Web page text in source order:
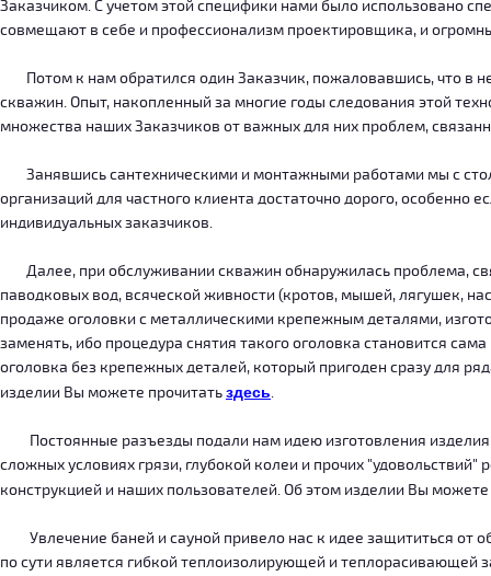
Заказчиком. С учетом этой специфики нами было использовано
совмещают в себе и профессионализм проектировщика, и
Потом к нам обратился один Заказчик, пожаловавшись, что в
скважин. Опыт, накопленный за многие годы следования этой
множества наших Заказчиков от важных для них проблем,
Занявшись сантехническими и монтажными работами мы с
организаций для частного клиента достаточно дорого, особенно
индивидуальных заказчиков.
Далее, при обслуживании скважин обнаружилась проблема,
паводковых вод, всяческой живности (кротов, мышей, лягушек,
продаже оголовки с металлическими крепежным деталями,
заменять, ибо процедура снятия такого оголовка становится
оголовка без крепежных деталей, который пригоден сразу для
изделии Вы можете прочитатьздесь.
Постоянные разъезды подали нам идею изготовления
сложных условиях грязи, глубокой колеи и прочих
конструкцией и наших пользователей. Об этом изделии Вы
Увлечение баней и сауной привело нас к идее защититься от
по сути является гибкой теплоизолирующей и теплорасивающей